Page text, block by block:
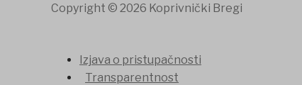
Copyright © 2026 Koprivnički Bregi
Izjava o pristupačnosti
Transparentnost